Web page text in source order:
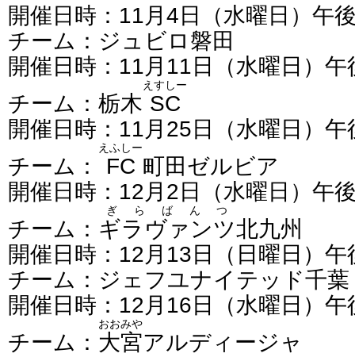
開催日時：11月4日（水曜日）午
チーム：ジュビロ磐田
開催日時：11月11日（水曜日）
チーム：栃木 SC
えすしー
開催日時：11月25日（水曜日）
チーム：
FC
えふしー
町田ゼルビア
開催日時：12月2日（水曜日）午
チーム： ギラヴァンツ
ぎらばんつ
北九州
開催日時：12月13日（日曜日）
チーム：ジェフユナイテッド千葉
開催日時：12月16日（水曜日）
チーム： 大宮
おおみや
アルディージャ